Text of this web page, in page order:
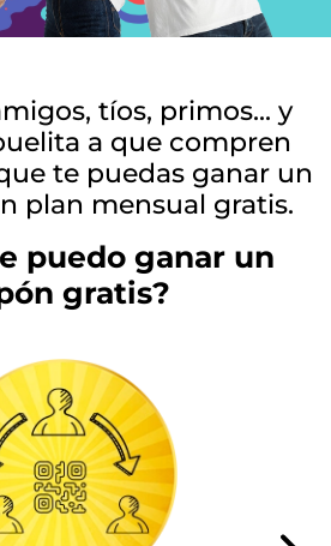
tíos, primos... y
a que compren
te puedas ganar un
plan mensual gratis.
puedo ganar un
gratis?